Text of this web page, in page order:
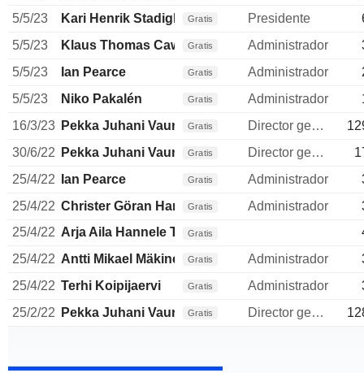
5/5/23
Kari Henrik Stadigh Gratis Presidente
5/5/23
Klaus Thomas CawénGratis Administrador
5/5/23
Ian Pearce Gratis Administrador
5/5/23
Niko Pakalén Gratis Administrador
16/3/23 Pekka Juhani Vauramo
Gratis Director general
30/6/22
Pekka Juhani Vauramo
Gratis Director general
25/4/22
Ian Pearce Gratis Administrador
25/4/22 Christer Göran Harald Gardell
Gratis Administrador
25/4/22 Arja Aila Hannele Talma
Gratis
25/4/22 Antti Mikael Mäkinen Gratis Administrador
25/4/22 Terhi Koipijaervi Gratis Administrador
25/2/22
Pekka Juhani Vauramo
Gratis Director general